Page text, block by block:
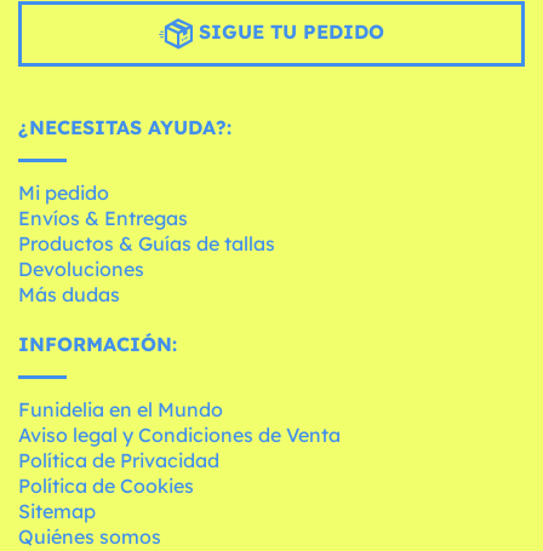
SIGUE TU PEDIDO
¿NECESITAS AYUDA?:
Mi pedido
Envíos & Entregas
Productos & Guías de tallas
Devoluciones
Más dudas
INFORMACIÓN:
Funidelia en el Mundo
Aviso legal y Condiciones de Venta
Política de Privacidad
Política de Cookies
Sitemap
Quiénes somos